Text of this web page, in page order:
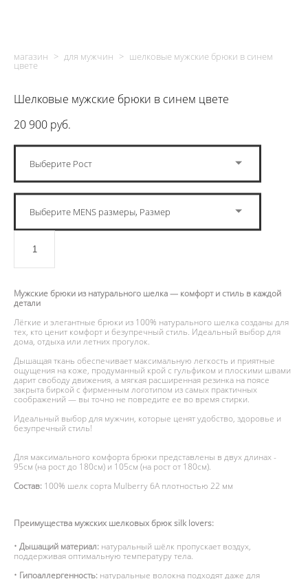
магазин > для мужчин > шелковые мужские брюки в синем
цвете
Шелковые мужские брюки в синем цвете
20 900 pуб.
Выберите Рост
Выберите MENS размеры, Размер
Мужские брюки из натурального шелка — комфорт и стиль в каждой
детали
Лёгкие и элегантные брюки из 100% натурального шелка созданы для
тех, кто ценит комфорт и безупречный стиль. Идеальный выбор для
дома, отдыха или летних прогулок.
Дышащая ткань обеспечивает максимальную легкость и приятные
ощущения на коже, продуманный крой с гульфиком и плоскими швами
дарит свободу движения, а мягкая расширенная резинка на поясе
закрыта биркой с фирменным логотипом из самых практичных
соображений — вы точно не повредите ее во время стирки.
Идеальный выбор для мужчин, которые ценят удобство, здоровье и
безупречный стиль!
Для максимального комфорта брюки представлены в двух длинах -
95см (на рост до 180см) и 105см (на рост от 180см).
Состав: 100% шелк сорта Mulberry 6А плотностью 22 мм
Преимущества мужских шелковых брюк silk lovers:
• Дышащий материал: натуральный шёлк пропускает воздух,
поддерживая оптимальную температуру тела.
• Гипоаллергенность: натуральные волокна подходят даже для